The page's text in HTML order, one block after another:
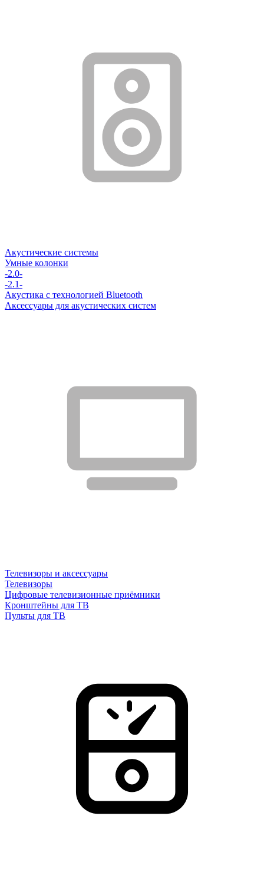
Акустические системы
Умные колонки
-2.0-
-2.1-
Акустика с технологией Bluetooth
Аксессуары для акустических систем
Телевизоры и аксессуары
Телевизоры
Цифровые телевизионные приёмники
Кронштейны для ТВ
Пульты для ТВ